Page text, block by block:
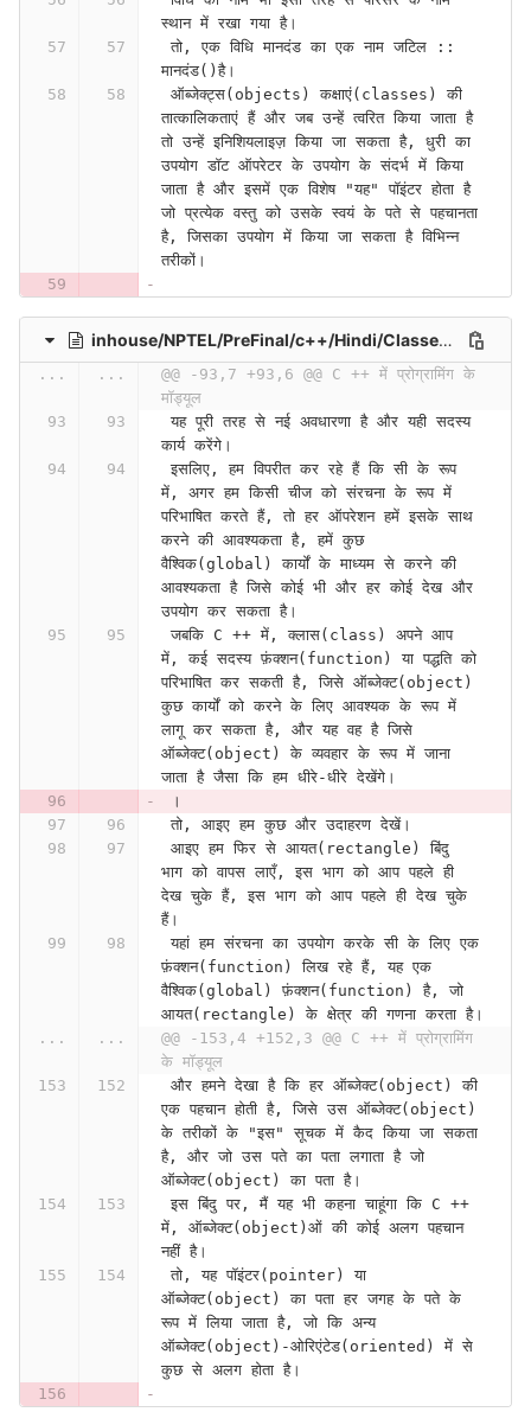
स्थान में रखा गया है।
तो, एक विधि मानदंड का एक नाम जटिल ::
मानदंड()है।
तात्कालिकताएं हैं और जब उन्हें त्वरित किया जाता है
तो उन्हें इनिशियलाइज़ किया जा सकता है, धुरी का
उपयोग डॉट ऑपरेटर के उपयोग के संदर्भ में किया
जाता है और इसमें एक विशेष "यह" पॉइंटर होता है
जो प्रत्येक वस्तु को उसके स्वयं के पते से पहचानता
है, जिसका उपयोग में किया जा सकता है विभिन्न
तरीकों।
inhouse/NPTEL/PreFinal/c++/Hindi/Classes and Objects (Lecture 19)-1puaGnJ9pyA
... ...
@@ -93,7 +93,6 @@ C ++ में प्रोग्रामिंग के
मॉड्यूल
यह पूरी तरह से नई अवधारणा है और यही सदस्य
कार्य करेंगे।
इसलिए, हम विपरीत कर रहे हैं कि सी के रूप
में, अगर हम किसी चीज को संरचना के रूप में
परिभाषित करते हैं, तो हर ऑपरेशन हमें इसके साथ
करने की आवश्यकता है, हमें कुछ
वैश्विक(global) कार्यों के माध्यम से करने की
आवश्यकता है जिसे कोई भी और हर कोई देख और
उपयोग कर सकता है।
जबकि C ++ में, क्लास(class) अपने आप
में, कई सदस्य फ़ंक्शन(function) या पद्धति को
परिभाषित कर सकती है, जिसे ऑब्जेक्ट(object)
कुछ कार्यों को करने के लिए आवश्यक के रूप में
लागू कर सकता है, और यह वह है जिसे
ऑब्जेक्ट(object) के व्यवहार के रूप में जाना
जाता है जैसा कि हम धीरे-धीरे देखेंगे।
।
तो, आइए हम कुछ और उदाहरण देखें।
भाग को वापस लाएँ, इस भाग को आप पहले ही
देख चुके हैं, इस भाग को आप पहले ही देख चुके
हैं।
यहां हम संरचना का उपयोग करके सी के लिए एक
फ़ंक्शन(function) लिख रहे हैं, यह एक
वैश्विक(global) फ़ंक्शन(function) है, जो
आयत(rectangle) के क्षेत्र की गणना करता है।
...
...
@@ -153,4 +152,3 @@ C ++ में प्रोग्रामिंग
के मॉड्यूल
एक पहचान होती है, जिसे उस ऑब्जेक्ट(object)
के तरीकों के "इस" सूचक में कैद किया जा सकता
है, और जो उस पते का पता लगाता है जो
ऑब्जेक्ट(object) का पता है।
इस बिंदु पर, मैं यह भी कहना चाहूंगा कि C ++
में, ऑब्जेक्ट(object)ओं की कोई अलग पहचान
नहीं है।
तो, यह पॉइंटर(pointer) या
ऑब्जेक्ट(object) का पता हर जगह के पते के
रूप में लिया जाता है, जो कि अन्य
ऑब्जेक्ट(object)-ओरिएंटेड(oriented) में से
कुछ से अलग होता है।